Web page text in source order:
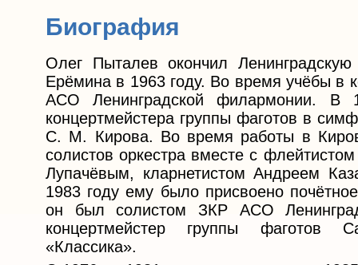
Биография
Олег Пыталев окончил
Ерёмина в 1963 году. Во время учёбы в
АСО Ленинградской филармонии. В
концертмейстера группы фаготов в
С. М. Кирова. Во время работы в
солистов оркестра вместе с
Лупачёвым, кларнетистом Андреем
1983 году ему было присвоено
он был солистом ЗКР АСО
концертмейстер группы фаготов
«Классика».